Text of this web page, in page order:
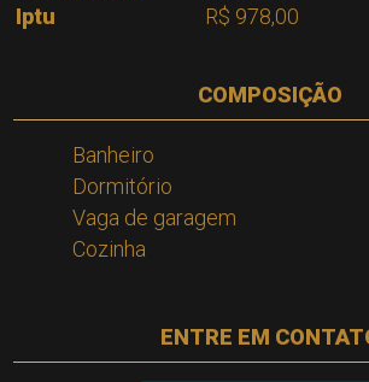
Iptu
R$ 978,00
COMPOSIÇÃO
Banheiro
Dormitório
Vaga de garagem
Cozinha
ENTRE EM